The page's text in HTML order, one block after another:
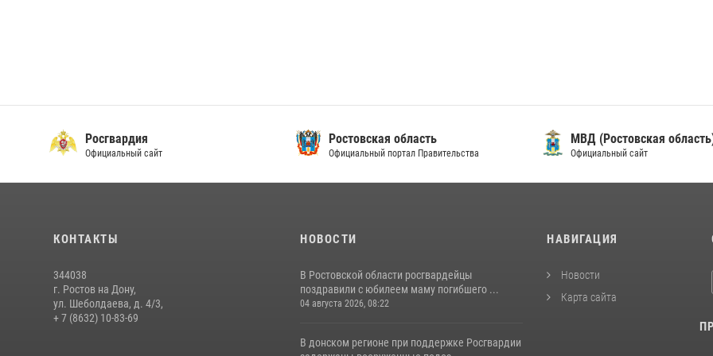
Росгвардия
Официальный сайт
Ростовская область
Официальный портал Правительства
МВД (Ростовская
Официальный сайт
КОНТАКТЫ
344038
г. Ростов на Дону,
ул. Шеболдаева, д. 4/3,
+ 7 (8632) 10-83-69
НОВОСТИ
В Ростовской области росгвардейцы
поздравили с юбилеем маму погибшего ...
04 августа 2026, 08:22
В донском регионе при поддержке Росгвардии
НАВИГАЦИЯ
Новости
Карта сайта